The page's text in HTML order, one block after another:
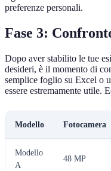
preferenze personali.
Fase 3:
Dopo aver stabilito le tue
desideri, è il momento di
semplice foglio su Excel o
essere estremamente utile.
Modello Fotocamera
Modello
A
48 MP